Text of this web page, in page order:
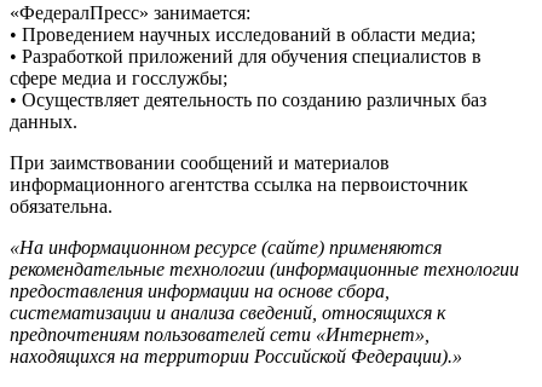
«ФедералПресс» занимается:
• Проведением научных исследований в области медиа;
• Разработкой приложений для обучения специалистов в
сфере медиа и госслужбы;
• Осуществляет деятельность по созданию различных баз
данных.
При заимствовании сообщений и материалов
информационного агентства ссылка на первоисточник
обязательна.
«На информационном ресурсе (сайте) применяются
рекомендательные технологии (информационные технологии
предоставления информации на основе сбора,
систематизации и анализа сведений, относящихся к
предпочтениям пользователей сети «Интернет»,
находящихся на территории Российской Федерации).»